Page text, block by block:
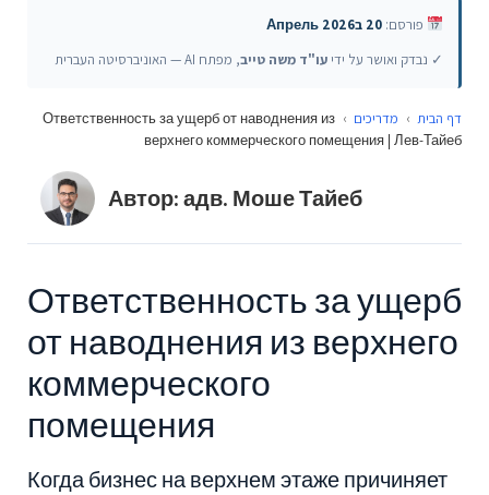
פורסם: 20 בАпрель 2026
✓ נבדק ואושר על ידי עו"ד משה טייב, מפתח AI — האוניברסיטה העברית
דף הבית › מדריכים ›
Ответственность за ущерб от наводнения из
верхнего коммерческого помещения | Лев-Тайеб
Автор: адв. Моше Тайеб
Ответственность за ущерб
от наводнения из верхнего
коммерческого
помещения
Когда бизнес на верхнем этаже причиняет